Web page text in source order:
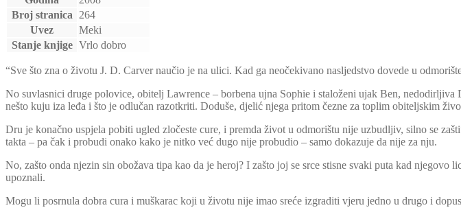
Broj stranica
264
Uvez
Meki
Stanje knjige Vrlo dobro
“Sve što zna o životu J. D. Carver naučio je na ulici. Kad ga neočekivano nasljedstvo dovede u
No suvlasnici druge polovice, obitelj Lawrence – borbena ujna Sophie i staloženi ujak Ben,
nešto kuju iza leđa i što je odlučan razotkriti. Doduše, djelić njega pritom čezne za toplim obiteljskim
Dru je konačno uspjela pobiti ugled zločeste cure, i premda život u odmorištu nije uzbudljiv, silno se
takta – pa čak i probudi onako kako je nitko već dugo nije probudio – samo dokazuje da nije za nju.
No, zašto onda njezin sin obožava tipa kao da je heroj? I zašto joj se srce stisne svaki puta kad
upoznali.
Mogu li posrnula dobra cura i muškarac koji u životu nije imao sreće izgraditi vjeru jedno u drugo i